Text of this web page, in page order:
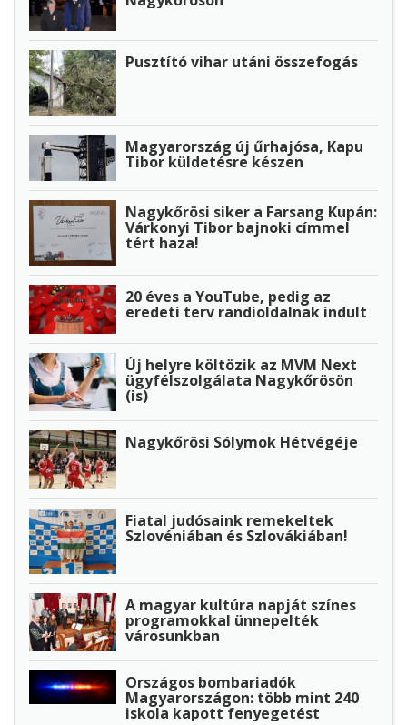
Pusztító vihar utáni összefogás
Magyarország új űrhajósa, Kapu
Tibor küldetésre készen
Nagykőrösi siker a Farsang Kupán:
Várkonyi Tibor bajnoki címmel
tért haza!
20 éves a YouTube, pedig az
eredeti terv randioldalnak indult
Új helyre költözik az MVM Next
ügyfélszolgálata Nagykőrösön
(is)
Nagykőrösi Sólymok Hétvégéje
Fiatal judósaink remekeltek
Szlovéniában és Szlovákiában!
A magyar kultúra napját színes
programokkal ünnepelték
városunkban
Országos bombariadók
Magyarországon: több mint 240
iskola kapott fenyegetést